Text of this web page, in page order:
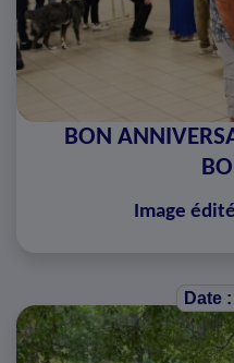
BON
Image
Date